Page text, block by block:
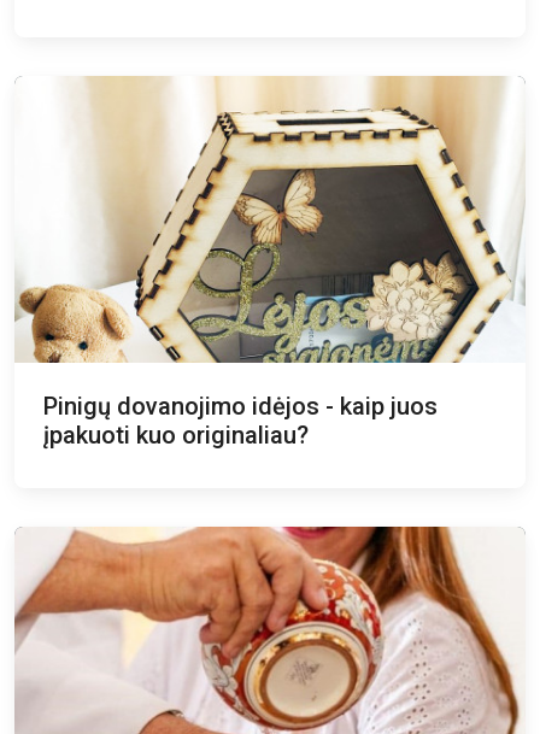
Pinigų dovanojimo idėjos - kaip juos
įpakuoti kuo originaliau?